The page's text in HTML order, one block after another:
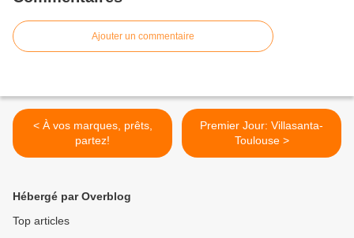
Ajouter un commentaire
< À vos marques, prêts,
partez!
Premier Jour: Villasanta-
Toulouse >
Hébergé par Overblog
Top articles